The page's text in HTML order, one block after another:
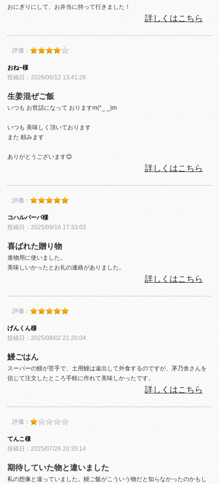
おにぎりにして、お弁当に持って行きました！
詳しくはこちら
評価：
おね~様
投稿日：2026/06/12 13:41:26
生姜混ぜご飯
いつも お世話になって おりますm(*_ _)m
いつも 美味しく頂いております
また 頼みます
ありがとうございます😊
詳しくはこちら
評価：
コハルバーバ様
投稿日：2025/09/16 17:33:03
喜ばれた贈り物
進物用に使いました。
美味しいかったとお礼の連絡がありました。
詳しくはこちら
評価：
げんくん様
投稿日：2025/08/02 21:20:04
鰻ごはん
スーパーの鰻が苦手で、土用鰻は遠出して外食するのですが、茅乃舎さんを
信じて注文したところ手軽に作れて美味しかったです。
詳しくはこちら
評価：
てんこ様
投稿日：2025/07/26 20:35:14
期待していた物と違いました
私の想像と違っていました。鰻ご飯がこういう物だと知らなかったのかもし